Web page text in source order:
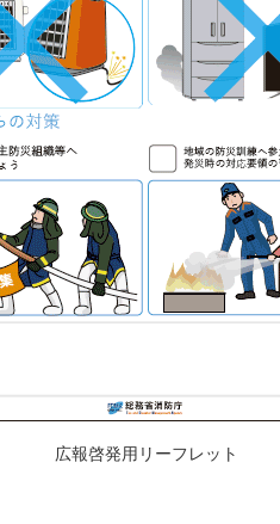
広報啓発用リーフレット